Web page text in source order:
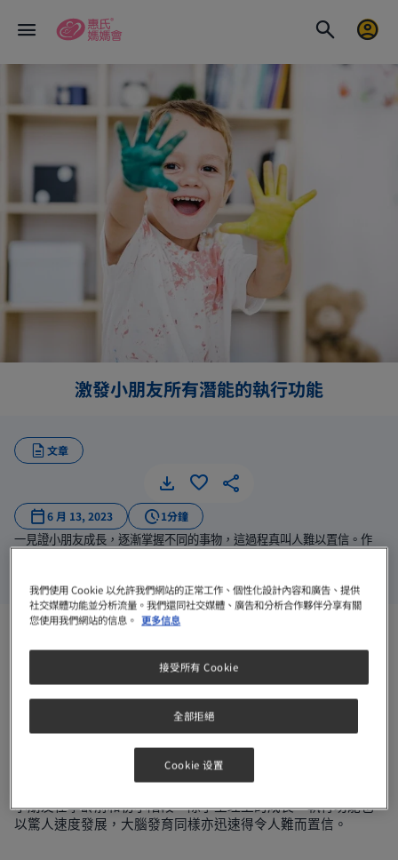
激發小朋友所有潛能的執行功能
文章
6 月 13, 2023 1分鐘
一見證小朋友成長，逐漸掌握不同的事物，這過程真叫人難以置信。作
難以置信。作為父母，驚歎子女所做的一切，其實，在他
們學會閱讀或書寫之前，早已掌握了一些不可或缺的能
力。
執行功能是學習和認知發展(Cognitive development)的基
小朋友在學齡前和初小階段，除了生理上的成長，執行功能也
以驚人速度發展，大腦發育同樣亦迅速得令人難而置信。
我們使用 Cookie 以允許我們網站的正常工作、個性化設計內容和廣告、提供
社交媒體功能並分析流量。我們還同社交媒體、廣告和分析合作夥伴分享有關
您使用我們網站的信息。 更多信息
全部拒絕
接受所有 Cookie
Cookie 设置